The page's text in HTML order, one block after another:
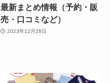
最新まとめ情報（予約・販
売・口コミなど）
2023年12月28日